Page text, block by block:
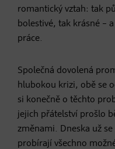
romantický vztah: tak
bolestivé, tak krásné –
práce.
Společná dovolená
hlubokou krizi, obě se
si konečně o těchto
jejich přátelství prošlo
změnami. Dneska už se
probírají všechno